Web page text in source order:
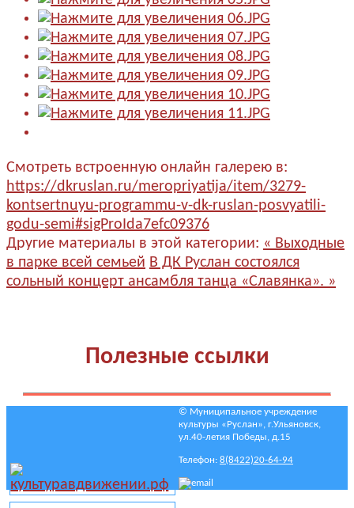
Смотреть встроенную онлайн галерею в:
https://dkruslan.ru/meropriyatija/item/3279-
kontsertnuyu-programmu-v-dk-ruslan-posvyatili-
godu-semi#sigProIda7efc09376
Другие материалы в этой категории: « Выходные
в парке всей семьей В ДК Руслан состоялся
сольный концерт ансамбля танца «Славянка». »
Полезные ссылки
© Муниципальное учреждение
культуры «Руслан», г.Ульяновск,
ул.40-летия Победы, д.15
Телефон: 8(8422)20-64-94